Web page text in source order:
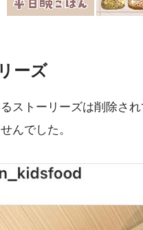
ーズ
ストーリーズは削除さ
んでした。